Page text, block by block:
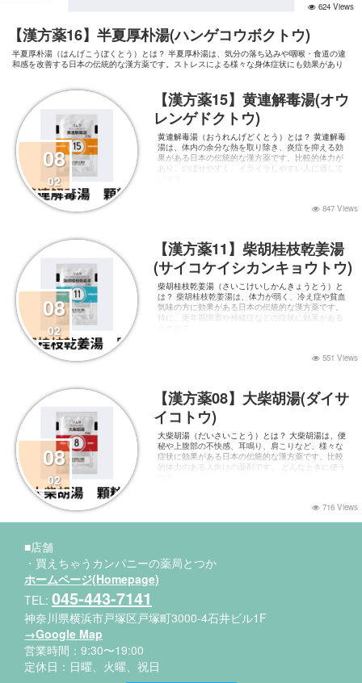
624 Views
【漢方薬16】半夏厚朴湯(ハンゲコウボクトウ)
半夏厚朴湯（はんげこうぼくとう）とは？ 半夏厚朴湯は、気分の落ち込みや咽喉・食道の違
和感を改善する日本の伝統的な漢方薬です。ストレスによる様々な身体症状にも効果があり
08
02
【漢方薬15】黄連解毒湯(オウ
レンゲドクトウ)
847 Views
黄連解毒湯（おうれんげどくとう）とは？ 黄連解毒
湯は、体内の余分な熱を取り除き、炎症を抑える効
果がある日本の伝統的な漢方薬です。比較的体力が
あり、のぼせやすく、イライラしやすい人に適して
08
02
【漢方薬11】柴胡桂枝乾姜湯
(サイコケイシカンキョウトウ)
551 Views
柴胡桂枝乾姜湯（さいこけいしかんきょうとう）と
は？ 柴胡桂枝乾姜湯は、体力が弱く、冷え症や貧血
気味の方に効果がある日本の伝統的な漢方薬です。
特に、更年期障害や神経症などの症状に効果がある
08
02
【漢方薬08】大柴胡湯(ダイサ
イコトウ)
716 Views
大柴胡湯（だいさいことう）とは？ 大柴胡湯は、便
秘や上腹部の不快感、耳鳴り、肩こりなど、様々な
症状に効果がある日本の伝統的な漢方薬です。比較
的体力のある人向けの薬剤です。 どんなときに使う
■店舗
・買えちゃうカンパニーの薬局とつか
ホームページ(Homepage)
TEL: 045-443-7141
神奈川県横浜市戸塚区戸塚町3000-4石井ビル1F
→Google Map
営業時間：9:30〜19:00
定休日：日曜、火曜、祝日